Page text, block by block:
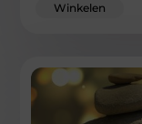
Winkelen